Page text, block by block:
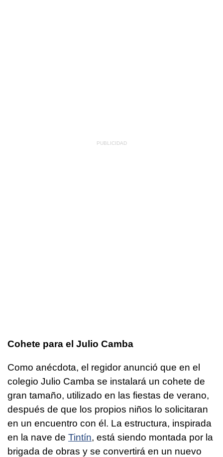
Cohete para el Julio Camba
Como anécdota, el regidor anunció que en el
colegio Julio Camba se instalará un cohete de
gran tamaño, utilizado en las fiestas de verano,
después de que los propios niños lo solicitaran
en un encuentro con él. La estructura, inspirada
en la nave de Tintín, está siendo montada por la
brigada de obras y se convertirá en un nuevo